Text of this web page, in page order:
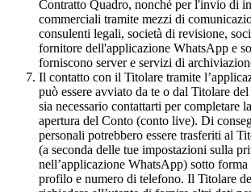
Contratto Quadro, nonché per l'invio di
commerciali tramite mezzi di
consulenti legali, società di revisione,
fornitore dell'applicazione WhatsApp e
forniscono server e servizi di
Il contatto con il Titolare tramite
può essere avviato da te o dal Titolare
sia necessario contattarti per completare
apertura del Conto (conto live). Di
personali potrebbero essere trasferiti al
(a seconda delle tue impostazioni sulla
nell’applicazione WhatsApp) sotto
profilo e numero di telefono. Il Titolare